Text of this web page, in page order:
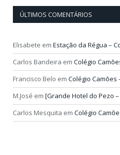
ÚLTIMOS COMENTÁRIOS
Elisabete em Estação da Régua –
Carlos Bandeira em Colégio
Francisco Belo em Colégio Camões
M.José em [Grande Hotel do Pezo
Carlos Mesquita em Colégio